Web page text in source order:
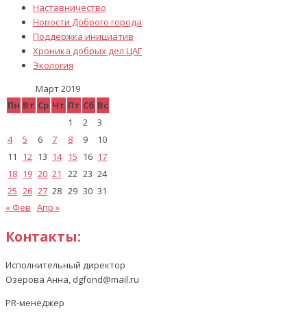
Наставничество
Новости Доброго города
Поддержка инициатив
Хроника добрых дел ЦАГ
Экология
Март 2019
Пн Вт Ср Чт Пт Сб Вс
1
2
3
4
5 6 7 8 9
10
11
12 13 14 15 16 17
18 19 20 21 22 23 24
25 26 27 28 29 30 31
« Фев Апр »
Контакты:
Исполнительный директор
Озерова Анна, dgfond@mail.ru
PR-менеджер